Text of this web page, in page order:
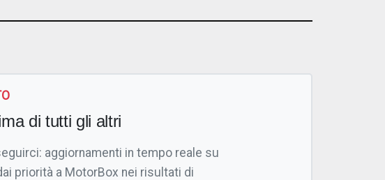
di tutti gli altri
aggiornamenti in tempo reale su
priorità a MotorBox nei risultati di